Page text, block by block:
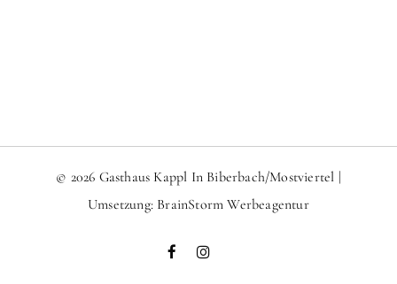
© 2026 Gasthaus Kappl In Biberbach/Mostviertel |
Umsetzung: BrainStorm Werbeagentur